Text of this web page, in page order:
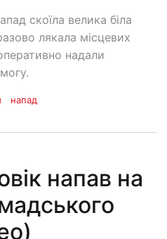
скоїла велика біла
лякала місцевих
надали
напад
напав на